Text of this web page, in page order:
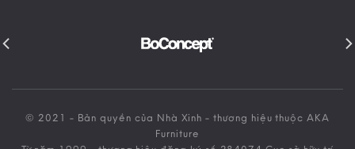
© 2021 - Bản quyền của Nhà Xinh - thương hiệu thuộc AKA
Furniture